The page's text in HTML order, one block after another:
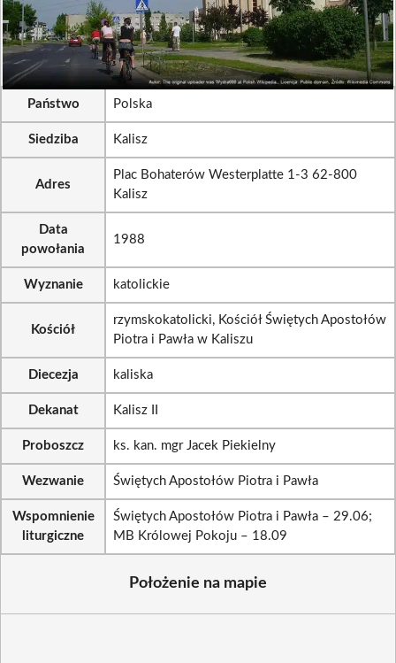
Państwo Polska
Siedziba Kalisz
Adres
Plac Bohaterów Westerplatte 1-3 62-800
Kalisz
Data
powołania
1988
Wyznanie katolickie
Kościół
rzymskokatolicki, Kościół Świętych Apostołów
Piotra i Pawła w Kaliszu
Diecezja kaliska
Dekanat Kalisz II
Proboszcz ks. kan. mgr Jacek Piekielny
Wezwanie Świętych Apostołów Piotra i Pawła
Wspomnienie
liturgiczne
Świętych Apostołów Piotra i Pawła – 29.06;
MB Królowej Pokoju – 18.09
Położenie na mapie